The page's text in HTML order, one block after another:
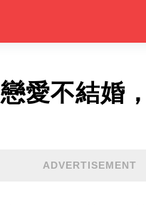
愛不結婚
ADVERTISEMENT